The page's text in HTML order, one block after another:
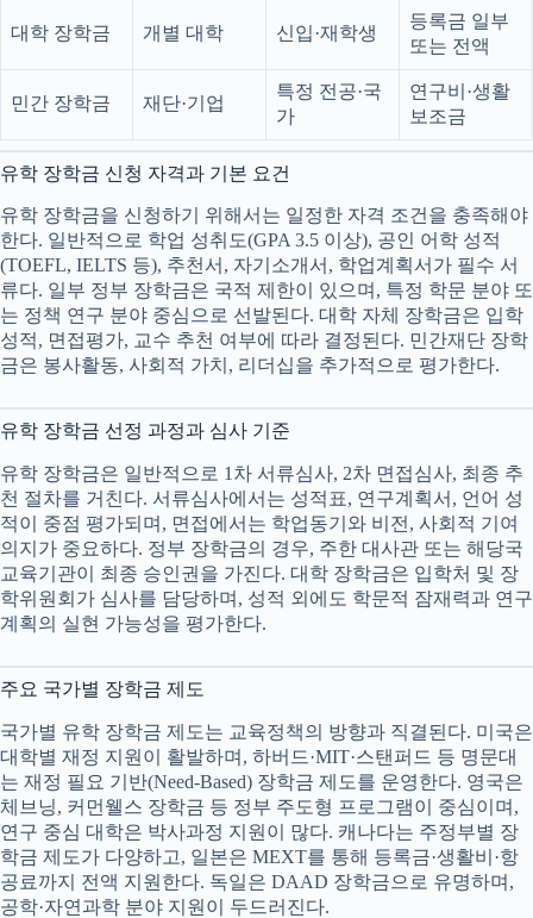
대학 장학금 개별 대학 신입·재학생
등록금 일부
또는 전액
민간 장학금 재단·기업
특정 전공·국
가
연구비·생활
보조금
유학 장학금 신청 자격과 기본 요건
유학 장학금을 신청하기 위해서는 일정한 자격 조건을 충족해야
한다. 일반적으로 학업 성취도(GPA 3.5 이상), 공인 어학 성적
(TOEFL, IELTS 등), 추천서, 자기소개서, 학업계획서가 필수 서
류다. 일부 정부 장학금은 국적 제한이 있으며, 특정 학문 분야 또
는 정책 연구 분야 중심으로 선발된다. 대학 자체 장학금은 입학
성적, 면접평가, 교수 추천 여부에 따라 결정된다. 민간재단 장학
금은 봉사활동, 사회적 가치, 리더십을 추가적으로 평가한다.
유학 장학금 선정 과정과 심사 기준
유학 장학금은 일반적으로 1차 서류심사, 2차 면접심사, 최종 추
천 절차를 거친다. 서류심사에서는 성적표, 연구계획서, 언어 성
적이 중점 평가되며, 면접에서는 학업동기와 비전, 사회적 기여
의지가 중요하다. 정부 장학금의 경우, 주한 대사관 또는 해당국
교육기관이 최종 승인권을 가진다. 대학 장학금은 입학처 및 장
학위원회가 심사를 담당하며, 성적 외에도 학문적 잠재력과 연구
계획의 실현 가능성을 평가한다.
주요 국가별 장학금 제도
국가별 유학 장학금 제도는 교육정책의 방향과 직결된다. 미국은
대학별 재정 지원이 활발하며, 하버드·MIT·스탠퍼드 등 명문대
는 재정 필요 기반(Need-Based) 장학금 제도를 운영한다. 영국은
체브닝, 커먼웰스 장학금 등 정부 주도형 프로그램이 중심이며,
연구 중심 대학은 박사과정 지원이 많다. 캐나다는 주정부별 장
학금 제도가 다양하고, 일본은 MEXT를 통해 등록금·생활비·항
공료까지 전액 지원한다. 독일은 DAAD 장학금으로 유명하며,
공학·자연과학 분야 지원이 두드러진다.